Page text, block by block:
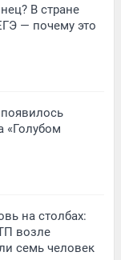
В стране
— почему это
«Голубом
на столбах:
возле
семь человек